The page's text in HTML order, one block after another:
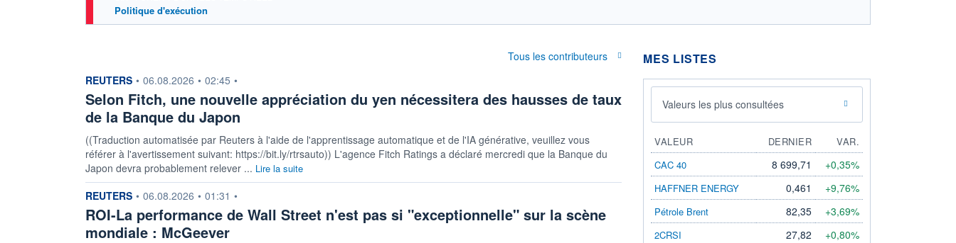
Politique d'exécution
Tous les contributeurs
information fournie par
REUTERS • 06.08.2026 • 02:45 •
Selon Fitch, une nouvelle appréciation du yen nécessitera des hausses de taux
de la Banque du Japon
((Traduction automatisée par Reuters à l'aide de l'apprentissage automatique et de l'IA générative, veuillez vous
référer à l'avertissement suivant: https://bit.ly/rtrsauto)) L'agence Fitch Ratings a déclaré mercredi que la Banque du
Japon devra probablement relever ... Lire la suite
information fournie par
REUTERS • 06.08.2026 • 01:31 •
ROI-La performance de Wall Street n'est pas si "exceptionnelle" sur la scène
mondiale : McGeever
MES LISTES
Valeurs les plus consultées
VALEUR DERNIER
VAR.
CAC 40
8 699,71 +0,35%
HAFFNER ENERGY 0,461 +9,76%
Pétrole Brent 82,35 +3,69%
2CRSI 27,82 +0,80%